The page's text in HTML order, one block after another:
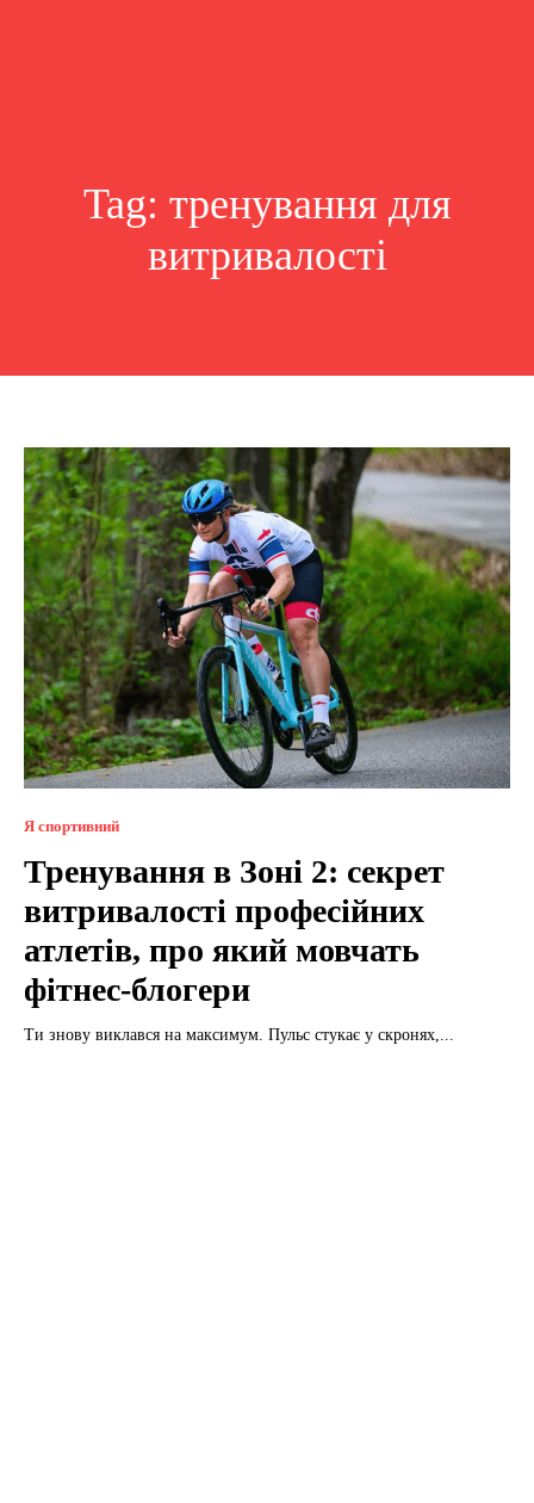
Tag: тренування для
витривалості
Я спортивний
Тренування в Зоні 2: секрет
витривалості професійних
атлетів, про який мовчать
фітнес-блогери
Ти знову виклався на максимум. Пульс стукає у скронях,...